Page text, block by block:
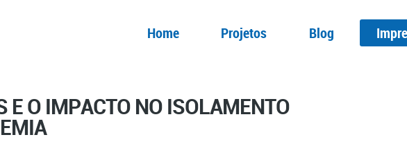
Home Projetos Blog
E O IMPACTO NO ISOLAMENTO